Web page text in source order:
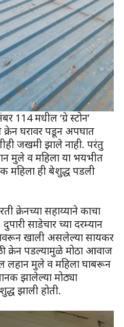
114 मधील ‘ग्रे स्टोन’
क्रेन घरावर पडून अपघात
जखमी झाले नाही. परंतु
मुले व महिला या भयभीत
महिला ही बेशुद्ध पडली
क्रेनच्या सहाय्याने काचा
साडेचार च्या दरम्यान
खाली असलेल्या सायकर
क्रेन पडल्यामुळे मोठा आवाज
लहान मुले व महिला घाबरून
झालेल्या मोठ्या
झाली होती.